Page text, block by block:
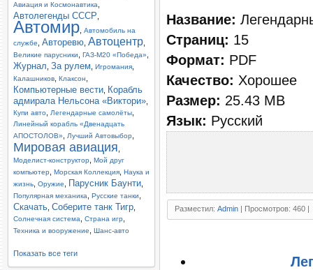
Авиация и Космонавтика
Автолегенды СССР
Автомир Автомобиль на
службе
Авторевю Автоцентр
Великие парусники ГАЗ-М20 «Победа»
Журнал За рулем Игромания
Калашников Клаксон
Компьютерные вести Корабль
адмирала Нельсона «Виктори»
Купи авто Легендарные самолёты
Линейный корабль «Двенадцать
АПОСТОЛОВ»
Лучший Автовыбор
Мировая авиация
Моделист-конструктор Мой друг
компьютер Морская Коллекция Наука и
жизнь Оружие Парусник Баунти
Популярная механика Русские танки
Скачать Соберите танк Тигр
Солнечная система Страна игр
Техника и вооружение Шанс-авто
Показать все теги
Название:
Страниц: 15
Формат: PDF
Качество: Хорошее
Размер: 25.43 MB
Язык: Русский
Разместил: Admin | Просмотров: 460 |